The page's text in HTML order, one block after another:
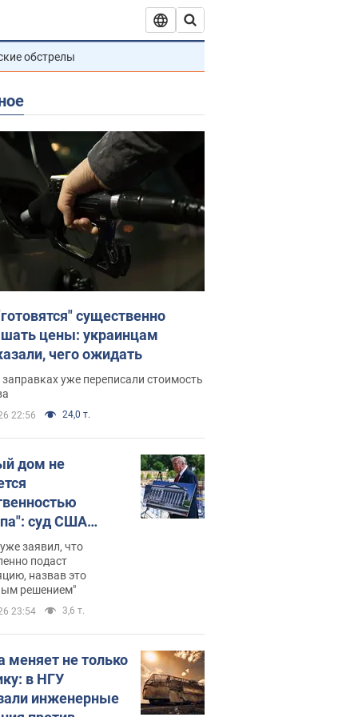
обстрелы
существенно
цены: украинцам
чего ожидать
уже переписали стоимость
22:56 24,0 т.
дом не
суд США
зала
400 млн
заявил, что
подаст
назвав это
решением"
23:54 3,6 т.
меняет не только
в НГУ
инженерные